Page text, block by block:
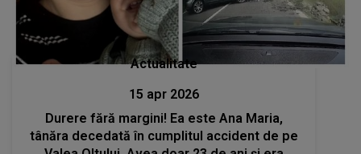
Actualitate
15 apr 2026
Durere fără margini! Ea este Ana Maria,
tânăra decedată în cumplitul accident de pe